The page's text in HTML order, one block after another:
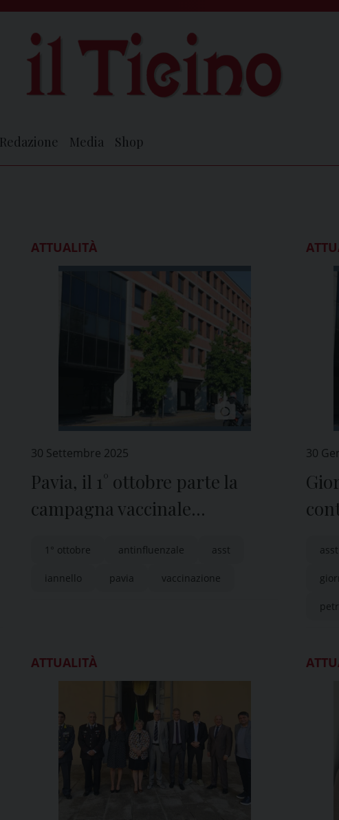
Redazione Media Shop
ATTUALITÀ
30 Settembre 2025
Pavia, il 1° ottobre parte la
campagna vaccinale
1° ottobre antinfluenzale asst
iannello pavia vaccinazione
30
asst
ATTUALITÀ